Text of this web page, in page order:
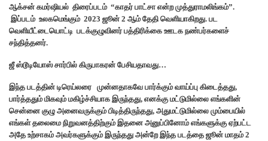
ஆக்சன் கமர்ஷியல் திரைப்படம் “காதர் பாட்சா என்ற முத்துராமலிங்கம்”.
இப்படம் உலகமெங்கும் 2023 ஜூன் 2 ஆம் தேதி வெளியாகிறது. பட
வெளியீட்டையொட்டி படக்குழுவினர் பத்திரிக்கை ஊடக நண்பர்களைச்
சந்தித்தனர்.
ஜீ ஸ்டூடியோஸ் சார்பில் கிருபாகரன் பேசியதாவது…
இந்த படத்தின் டிரெய்லரை முன்னதாகவே பார்க்கும் வாய்ப்பு கிடைத்தது,
பார்த்ததும் மிகவும் மகிழ்ச்சியாக இருந்தது, எனக்கு மட்டுமில்லை எங்களின்
சென்னை குழு அனைவருக்கும் பிடித்திருந்தது, அதுமட்டுமில்லை மும்பையில்
எங்கள் தலைமை நிறுவனத்திற்கும் இதனை அனுப்பினோம் எங்களுக்கு ஏற்பட்ட
அதே உற்சாகம் அவர்களுக்கும் இருந்தது அன்றே இந்த படத்தை ஜூன் மாதம் 2